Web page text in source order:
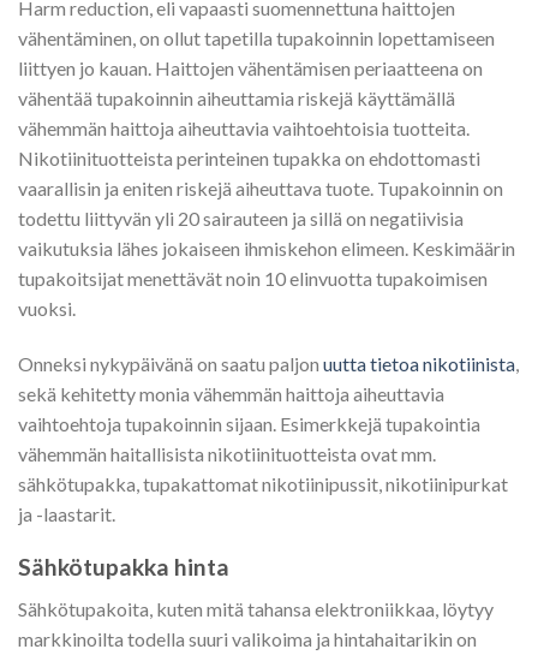
Harm reduction, eli vapaasti suomennettuna haittojen
vähentäminen, on ollut tapetilla tupakoinnin lopettamiseen
liittyen jo kauan. Haittojen vähentämisen periaatteena on
vähentää tupakoinnin aiheuttamia riskejä käyttämällä
vähemmän haittoja aiheuttavia vaihtoehtoisia tuotteita.
Nikotiinituotteista perinteinen tupakka on ehdottomasti
vaarallisin ja eniten riskejä aiheuttava tuote. Tupakoinnin on
todettu liittyvän yli 20 sairauteen ja sillä on negatiivisia
vaikutuksia lähes jokaiseen ihmiskehon elimeen. Keskimäärin
tupakoitsijat menettävät noin 10 elinvuotta tupakoimisen
vuoksi.
Onneksi nykypäivänä on saatu paljon uutta tietoa nikotiinista
sekä kehitetty monia vähemmän haittoja aiheuttavia
vaihtoehtoja tupakoinnin sijaan. Esimerkkejä tupakointia
vähemmän haitallisista nikotiinituotteista ovat mm.
sähkötupakka, tupakattomat nikotiinipussit, nikotiinipurkat
ja -laastarit.
Sähkötupakka hinta
Sähkötupakoita, kuten mitä tahansa elektroniikkaa, löytyy
markkinoilta todella suuri valikoima ja hintahaitarikin on